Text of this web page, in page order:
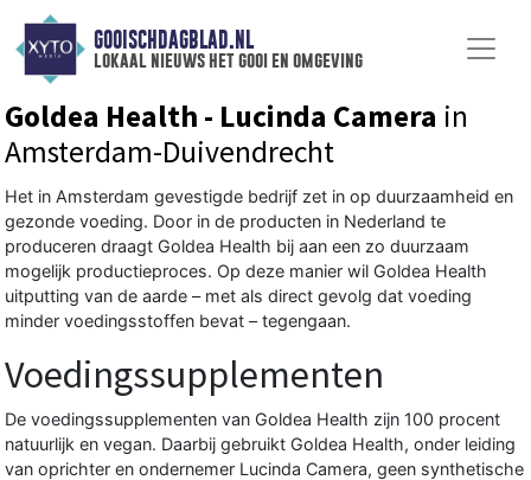
GOOISCHDAGBLAD.NL
lokaal nieuws het gooi en omgeving
Goldea Health - Lucinda Camera in
Amsterdam-Duivendrecht
Het in Amsterdam gevestigde bedrijf zet in op duurzaamheid en
gezonde voeding. Door in de producten in Nederland te
produceren draagt Goldea Health bij aan een zo duurzaam
mogelijk productieproces. Op deze manier wil Goldea Health
uitputting van de aarde – met als direct gevolg dat voeding
minder voedingsstoffen bevat – tegengaan.
Voedingssupplementen
De voedingssupplementen van Goldea Health zijn 100 procent
natuurlijk en vegan. Daarbij gebruikt Goldea Health, onder leiding
van oprichter en ondernemer Lucinda Camera, geen synthetische